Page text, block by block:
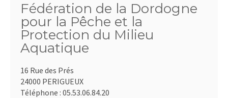
Fédération de la Dordogne
pour la Pêche et la
Protection du Milieu
Aquatique
16 Rue des Prés
24000 PERIGUEUX
Téléphone : 05.53.06.84.20